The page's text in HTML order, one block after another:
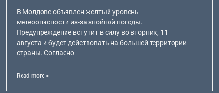
В Молдове объявлен желтый уровень
метеоопасности из-за знойной погоды.
Предупреждение вступит в силу во вторник, 11
августа и будет действовать на большей территории
страны. Согласно
Read more >